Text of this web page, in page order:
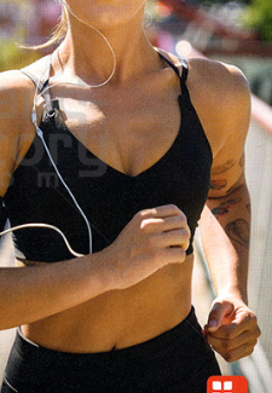
Versicherung
AG Vienna Insurance
2022